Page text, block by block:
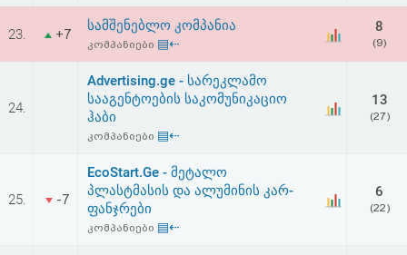
ავტორიზაცია
რეგისტრაცია
პაროლის
HTML
23. +7
სამშენებლო კომპანია
კომპანიები ▤⇠
8
(9)
24.
Advertising.ge - სარეკლამო
სააგენტოების საკომუნიკაციო
ჰაბი
კომპანიები ▤⇠
13
(27)
25. -7
EcoStart.Ge - მეტალო
პლასტმასის და ალუმინის კარ-
ფანჯრები
კომპანიები ▤⇠
6
(22)